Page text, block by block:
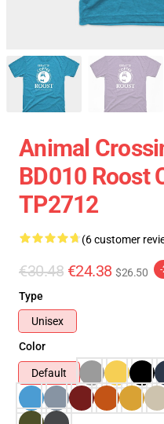
Animal
BD010 Roost
TP2712
(6 customer
€30.48 €24.38 $26.50
Type
Unisex
Color
Default